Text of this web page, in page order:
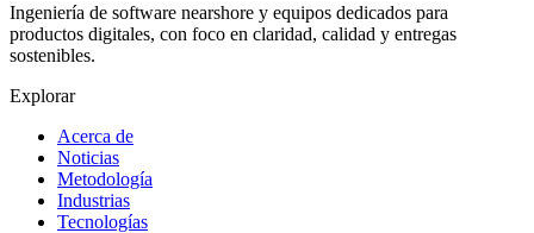
Ingeniería de software nearshore y equipos dedicados para
productos digitales, con foco en claridad, calidad y entregas
sostenibles.
Explorar
Acerca de
Noticias
Metodología
Industrias
Tecnologías